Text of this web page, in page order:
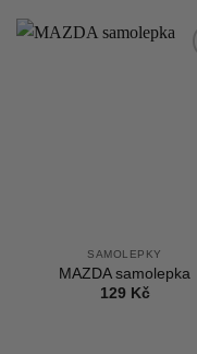
499 Kč.
SAMOLEPKY
MAZDA samolepka
129 Kč